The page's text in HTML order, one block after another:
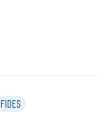
FIDES